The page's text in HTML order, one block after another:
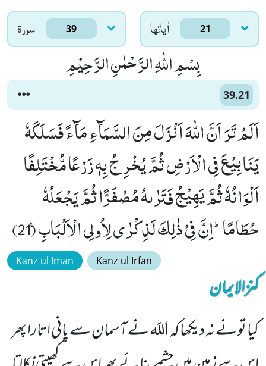
سورۃ 39 اٰياتها 21
بِسْمِ اللّٰهِ الرَّحْمٰنِ الرَّحِیْمِ
39.21
اَلَمْ تَرَ اَنَّ اللّٰهَ اَنْزَلَ مِنَ السَّمَآءِ مَآءً فَسَلَكَهٗ
یَنَابِیْعَ فِی الْاَرْضِ ثُمَّ یُخْرِ جُ بِهٖ زَرْعًا مُّخْتَلِفًا
اَلْوَانُهٗ ثُمَّ یَهِیْجُ فَتَرٰىهُ مُصْفَرًّا ثُمَّ یَجْعَلُهٗ
حُطَامًاؕ-اِنَّ فِیْ ذٰلِكَ لَذِكْرٰى لِاُولِی الْاَلْبَابِ۠ (21)
Kanz ul Iman Kanz ul Irfan
کنزالایمان
کیا تو نے نہ دیکھا کہ اللہ نے آسمان سے پانی اتارا پھر